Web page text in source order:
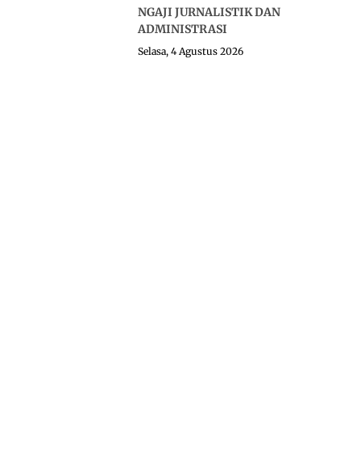
NGAJI JURNALISTIK DAN
ADMINISTRASI
Selasa, 4 Agustus 2026